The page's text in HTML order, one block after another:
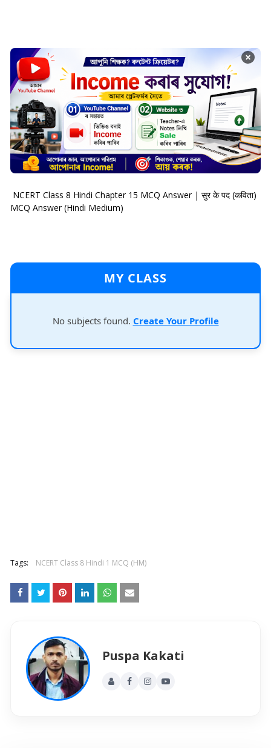
×
NCERT Class 8 Hindi Chapter 15 MCQ Answer | सुर के पद (कविता)
MCQ Answer (Hindi Medium)
MY CLASS
No subjects found. Create Your Profile
Tags: NCERT Class 8 Hindi 1 MCQ (HM)
Puspa Kakati